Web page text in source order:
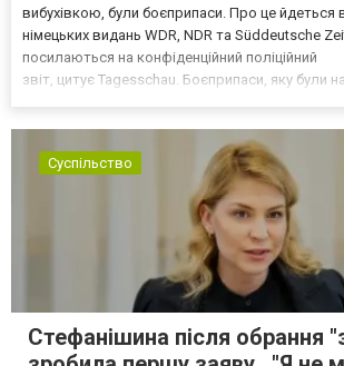
вибухівкою, були боєприпаси. Про це йдеться
німецьких видань WDR, NDR та Süddeutsche
посилаються на конфіденційний поліційний
звіт, цитує Tagesschau. Боєприпаси, яку були
Суспільство
Стефанішина після обрання